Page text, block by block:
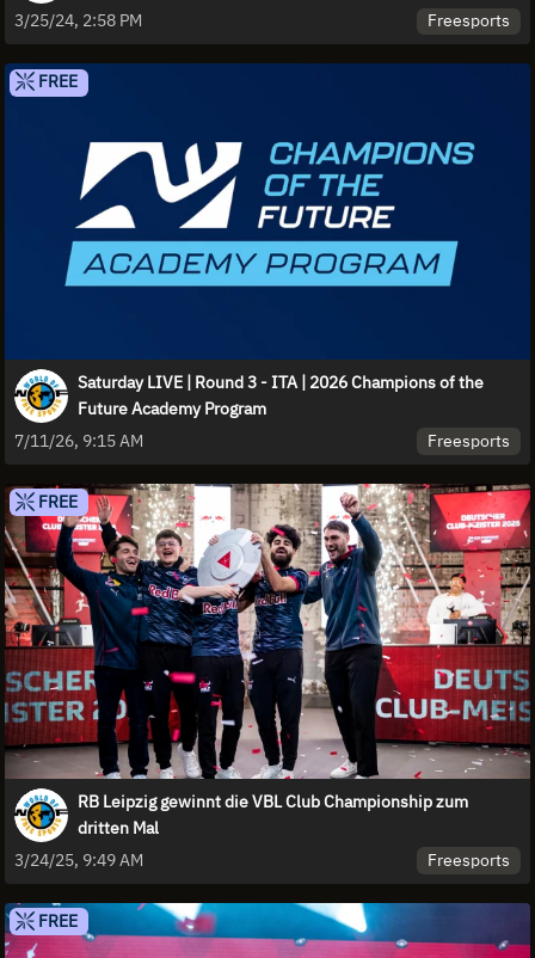
3/25/24, 2:58 PM Freesports
FREE
Saturday LIVE | Round 3 - ITA | 2026 Champions of the
Future Academy Program
7/11/26, 9:15 AM
Freesports
FREE
RB Leipzig gewinnt die VBL Club Championship zum
dritten Mal
3/24/25, 9:49 AM
Freesports
FREE